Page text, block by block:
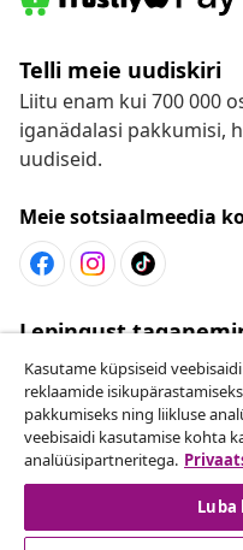
Telli meie uudiskiri
Liitu enam kui 700 000
iganädalasi pakkumisi,
uudiseid.
Meie sotsiaalmeedia
Lepingust
Esita oma tellimuse
Klienditeenindus
Kasutame küpsiseid
reklaamide
pakkumiseks ning liikluse
veebisaidi kasutamise kohta
analüüsipartneritega.
Luba